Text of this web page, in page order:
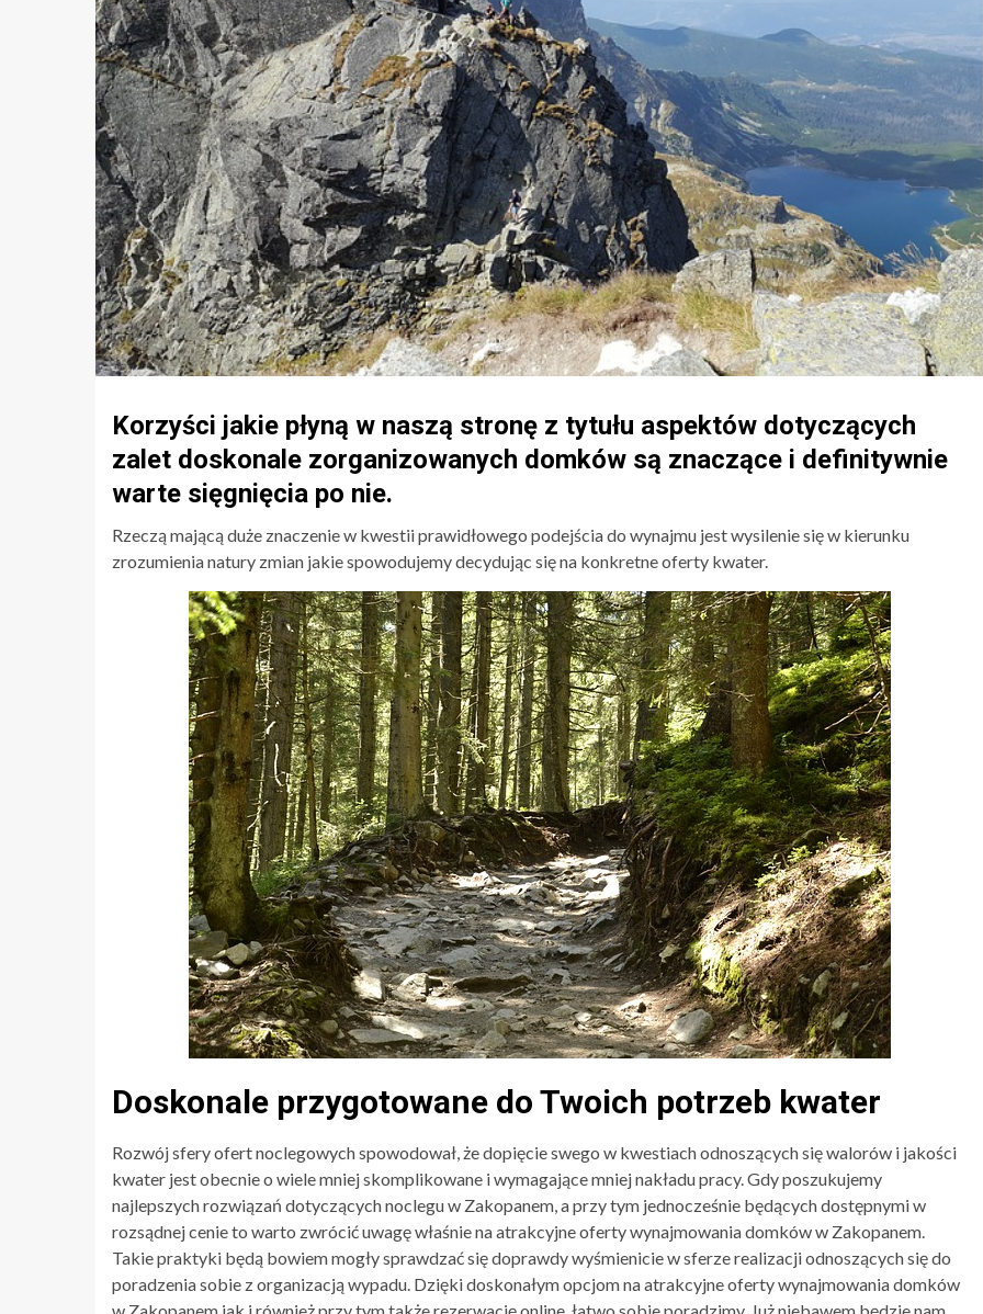
Korzyści jakie płyną w naszą stronę z tytułu aspektów dotyczących
zalet doskonale zorganizowanych domków są znaczące i definitywnie
warte sięgnięcia po nie.
Rzeczą mającą duże znaczenie w kwestii prawidłowego podejścia do wynajmu jest wysilenie się w kierunku
zrozumienia natury zmian jakie spowodujemy decydując się na konkretne oferty kwater.
Doskonale przygotowane do Twoich potrzeb kwater
Rozwój sfery ofert noclegowych spowodował, że dopięcie swego w kwestiach odnoszących się walorów i jakości
kwater jest obecnie o wiele mniej skomplikowane i wymagające mniej nakładu pracy. Gdy poszukujemy
najlepszych rozwiązań dotyczących noclegu w Zakopanem, a przy tym jednocześnie będących dostępnymi w
rozsądnej cenie to warto zwrócić uwagę właśnie na atrakcyjne oferty wynajmowania domków w Zakopanem.
Takie praktyki będą bowiem mogły sprawdzać się doprawdy wyśmienicie w sferze realizacji odnoszących się do
poradzenia sobie z organizacją wypadu. Dzięki doskonałym opcjom na atrakcyjne oferty wynajmowania domków
3 min odczytu
BIZNES BLOG BUDOWNICTWO
dom całoroczny – czy to się
opłaca?
6 miesięcy temu